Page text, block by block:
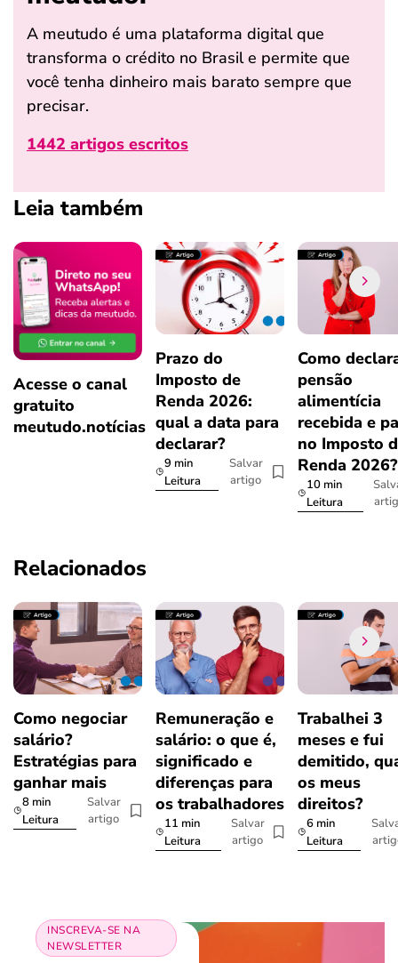
A meutudo é uma plataforma digital que
transforma o crédito no Brasil e permite que
você tenha dinheiro mais barato sempre que
precisar.
1442 artigos escritos
Leia também
Acesse o canal
gratuito
meutudo.notícias
Prazo do
Imposto de
Renda 2026:
qual a data para
declarar?
9 min
Leitura
Salvar
artigo
Como
pensão
alimentícia
recebida e
no Imposto
Renda
10 min
Leitura
Relacionados
Como negociar
salário?
Estratégias para
ganhar mais
8 min
Leitura
Salvar
artigo
Remuneração e
salário: o que é,
significado e
diferenças para
os trabalhadores
11 min
Leitura
Salvar
artigo
Trabalhei 3
meses e fui
demitido,
os meus
direitos?
6 min
Leitura
INSCREVA-SE NA
NEWSLETTER